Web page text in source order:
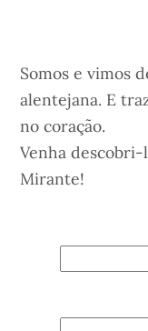
Somos e vimos
alentejana. E
no coração.
Venha
Mirante!